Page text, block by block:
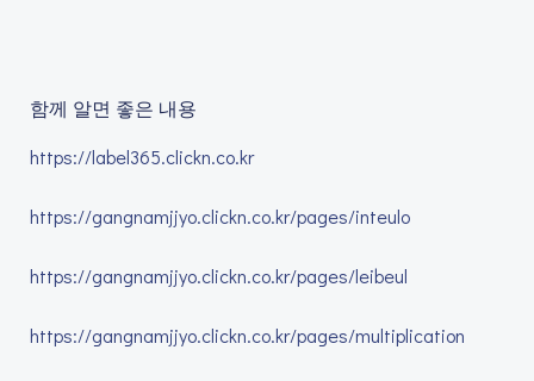
함께 알면 좋은 내용
https://label365.clickn.co.kr
https://gangnamjjyo.clickn.co.kr/pages/inteulo
https://gangnamjjyo.clickn.co.kr/pages/leibeul
https://gangnamjjyo.clickn.co.kr/pages/multiplication